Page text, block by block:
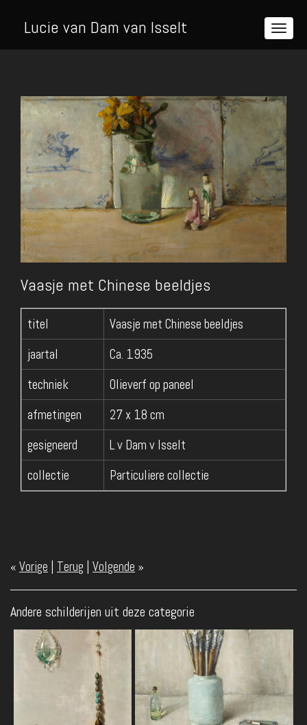
Lucie van Dam van Isselt
Vaasje met Chinese beeldjes
titel
Vaasje met Chinese beeldjes
jaartal
Ca. 1935
techniek
Olieverf op paneel
afmetingen
27 x 18 cm
gesigneerd
L v Dam v Isselt
collectie
Particuliere collectie
« Vorige | Terug | Volgende »
Andere schilderijen uit deze categorie